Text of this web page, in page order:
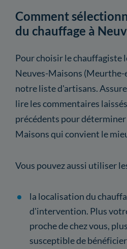
Comment
du chauffage à
Pour choisir le chauffagiste
Neuves-Maisons
notre liste d'artisans.
lire les commentaires
précédents pour
Maisons qui convient le
Vous pouvez aussi utiliser
la localisation du
d'intervention. Plus
proche de chez vous,
susceptible de